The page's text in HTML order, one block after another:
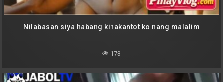
Nilabasan siya habang kinakantot ko nang malalim
173